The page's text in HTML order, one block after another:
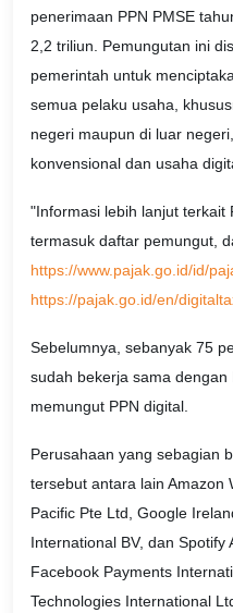
penerimaan PPN PMSE
2,2 triliun. Pemungutan ini
pemerintah untuk
semua pelaku usaha,
negeri maupun di luar
konvensional dan usaha
"Informasi lebih lanjut terkait
termasuk daftar pemungut,
https://www.pajak.go.id/id/
https://pajak.go.id/en/
Sebelumnya, sebanyak 75
sudah bekerja sama
memungut PPN digital.
Perusahaan yang sebagian
tersebut antara lain Amazon
Pacific Pte Ltd, Google
International BV, dan Spotify
Facebook Payments
Technologies International